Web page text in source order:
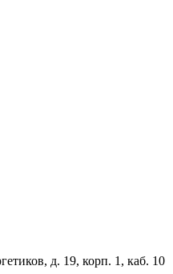
д. 19, корп. 1, каб. 10